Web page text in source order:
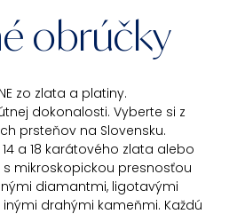
obrúčky
zo zlata a platiny.
dokonalosti. Vyberte si z
prsteňov na Slovensku.
a 18 karátového zlata alebo
mikroskopickou presnosťou
diamantmi, ligotavými
drahými kameňmi. Každú